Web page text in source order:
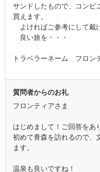
サンドしたもので、コンビ
買えます。
よければご参考にして戴
良い旅を・・・
トラベラーネーム フロン
質問者からのお礼
フロンティアさま
はじめまして！ご回答をあ
初めて青森を訪れるので、
ます。
温泉も良いですね！